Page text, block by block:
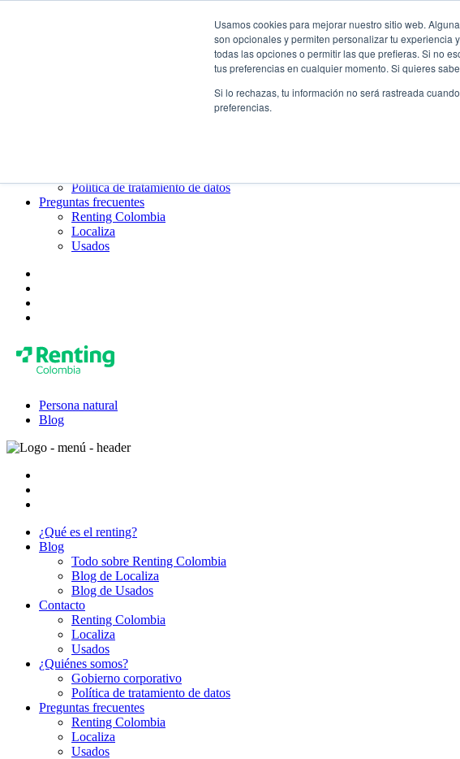
Usamos cookies para mejorar nuestro sitio web.
son opcionales y permiten personalizar tu experiencia
todas las opciones o permitir las que prefieras. Si no
tus preferencias en cualquier momento. Si quieres
Si lo rechazas, tu información no será rastreada
preferencias.
Todo sobre Renting Colombia
Política de tratamiento de datos
Preguntas frecuentes
Renting Colombia
Localiza
Usados
Persona natural
Blog
¿Qué es el renting?
Blog
Todo sobre Renting Colombia
Blog de Localiza
Blog de Usados
Contacto
Renting Colombia
Localiza
Usados
¿Quiénes somos?
Gobierno corporativo
Política de tratamiento de datos
Preguntas frecuentes
Renting Colombia
Localiza
Usados